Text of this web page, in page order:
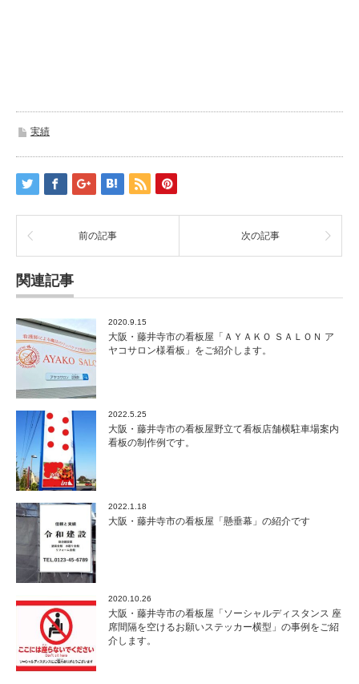
実績
前の記事 次の記事
関連記事
2020.9.15
大阪・藤井寺市の看板屋「ＡＹＡＫＯ ＳＡＬＯＮ ア
ヤコサロン様看板」をご紹介します。
2022.5.25
大阪・藤井寺市の看板屋野立て看板店舗横駐車場案内
看板の制作例です。
2022.1.18
大阪・藤井寺市の看板屋「懸垂幕」の紹介です
2020.10.26
大阪・藤井寺市の看板屋「ソーシャルディスタンス 座
席間隔を空けるお願いステッカー横型」の事例をご紹
介します。